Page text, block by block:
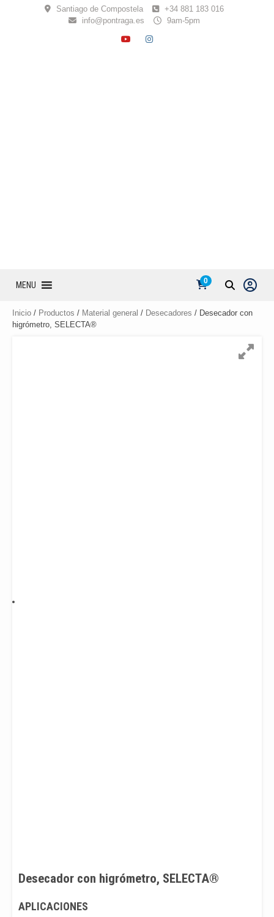
Santiago de Compostela
+34 881 183 016
info@pontraga.es
9am-5pm
YOUTUBE
INSTAGRAM
MENU 0
Inicio / Productos / Material general / Desecadores / Desecador con
higrómetro, SELECTA®
Desecador con higrómetro, SELECTA®
APLICACIONES